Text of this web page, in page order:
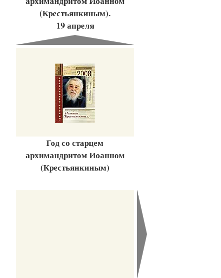
(Крестьянкиным).
19 апреля
Год со старцем
архимандритом Иоанном
(Крестьянкиным)